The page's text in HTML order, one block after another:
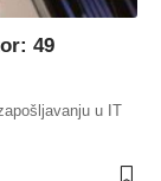
49
u IT